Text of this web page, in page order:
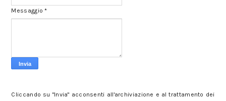
Messaggio*
Cliccando su "Invia" acconsenti all'archiviazione e al trattamento dei